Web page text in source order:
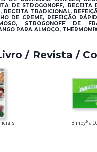
DE STROGONOFF, RECEITA
RECEITA TRADICIONAL,
DE CREME, REFEIÇÃO
STROGONOFF DE
PARA ALMOÇO,
/ Revista /
Bimby® a